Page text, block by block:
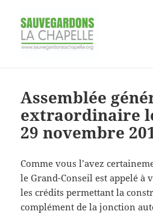
site de la Chapelle
Assemblée
extraordinaire
29 novembre
Comme vous l’avez
le Grand-Conseil est appelé à
les crédits permettant la
complément de la jonction